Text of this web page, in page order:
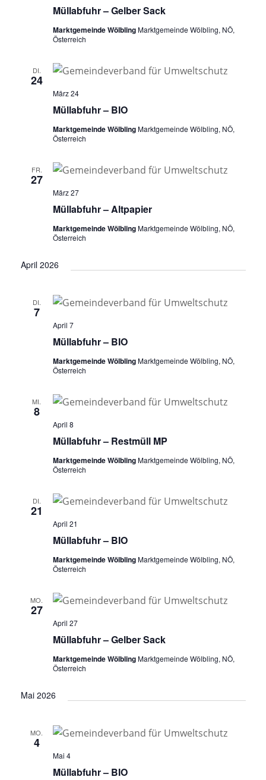
Müllabfuhr – Gelber Sack
Marktgemeinde WölblingMarktgemeinde Wölbling, NÖ,
Österreich
DI.
24
Müllabfuhr – BIO
März 24
Marktgemeinde WölblingMarktgemeinde Wölbling, NÖ,
Österreich
FR.
27
Müllabfuhr – Altpapier
März 27
Marktgemeinde WölblingMarktgemeinde Wölbling, NÖ,
Österreich
April 2026
DI.
7
Müllabfuhr – BIO
April 7
Marktgemeinde WölblingMarktgemeinde Wölbling, NÖ,
Österreich
MI.
8
Müllabfuhr – Restmüll MP
April 8
Marktgemeinde WölblingMarktgemeinde Wölbling, NÖ,
Österreich
DI.
21
Müllabfuhr – BIO
April 21
Marktgemeinde WölblingMarktgemeinde Wölbling, NÖ,
Österreich
MO.
27
Müllabfuhr – Gelber Sack
April 27
Marktgemeinde WölblingMarktgemeinde Wölbling, NÖ,
Österreich
Mai 2026
MO.
4
Müllabfuhr – BIO
Mai 4